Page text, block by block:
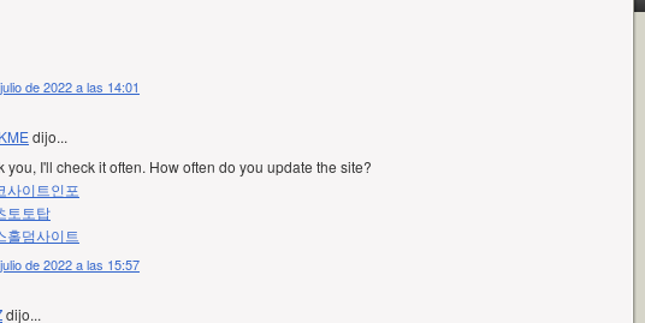
de 2022 a las 14:01
dijo...
you, I'll check it often. How often do you update the site?
사이트인포
토토탑
홀덤사이트
de 2022 a las 15:57
dijo...